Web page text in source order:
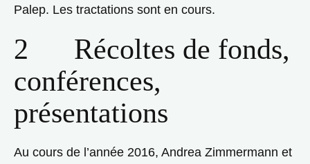
Palep. Les tractations sont en cours.
2 Récoltes de fonds,
conférences,
présentations
Au cours de l’année 2016, Andrea Zimmermann et